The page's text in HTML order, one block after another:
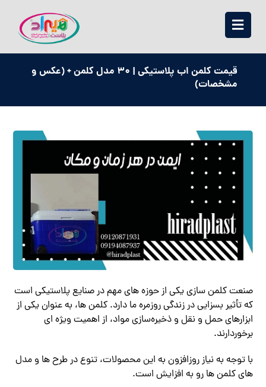
قیمت کلمن اب پلاستیکی | 30 مدل کلمن + (عکس و
مشخصات)
صنعت کلمن‌ سازی یکی از حوزه‌ های مهم در صنایع پلاستیکی است
که تأثیر بسزایی در زندگی روزمره ما دارد. کلمن‌ ها، به عنوان یکی از
ابزارهای حمل و نقل و ذخیره‌سازی مواد، از اهمیت ویژه‌ ای
برخوردارند.
با توجه به نیاز روزافزون به این محصولات، تنوع در طرح‌ ها و مدل‌
های کلمن‌ ها رو به افزایش است.